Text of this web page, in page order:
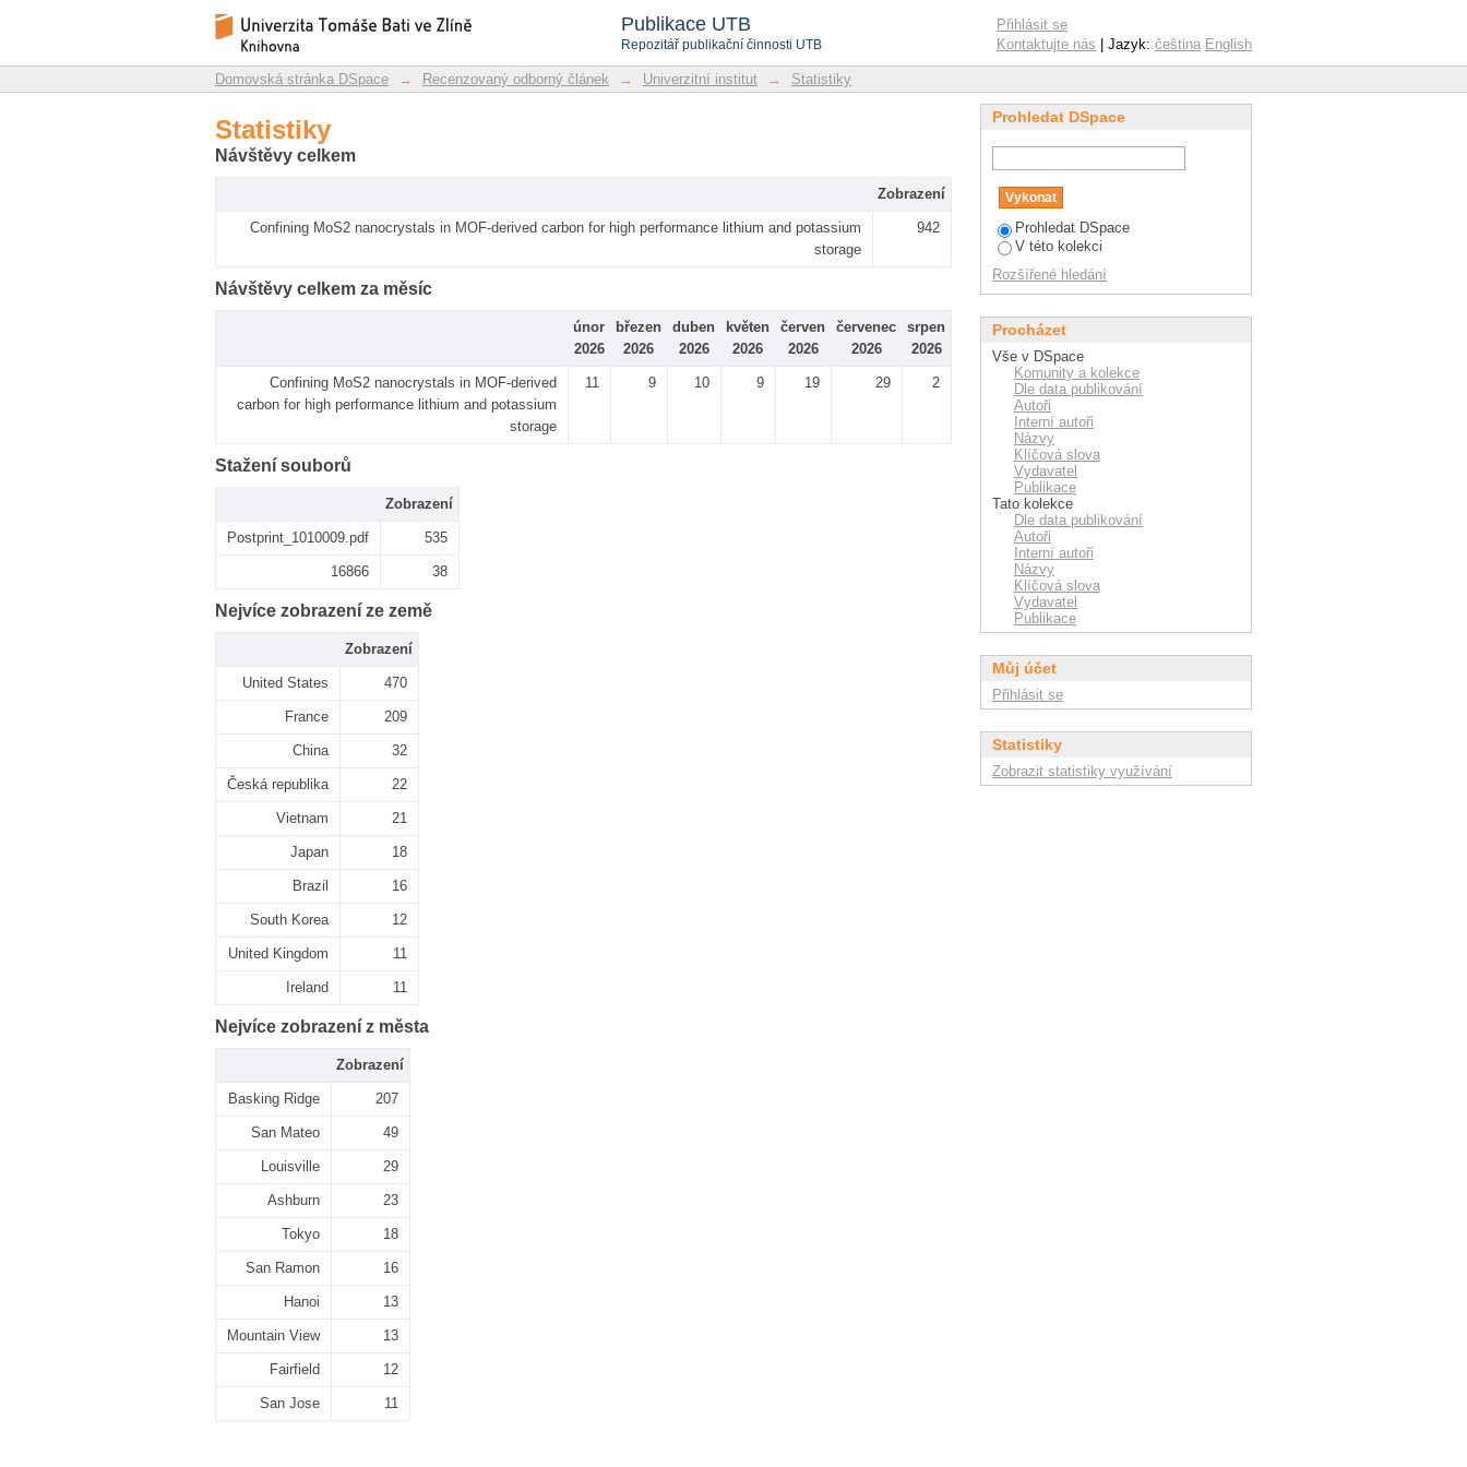
Publikace UTB
Repozitář publikační činnosti UTB
Statistiky
Repozitář DSpace/Manakin
Přihlásit se
Kontaktujte nás | Jazyk: čeština English
Domovská stránka DSpace → Recenzovaný odborný článek → Univerzitní institut → Statistiky
Statistiky
Návštěvy celkem
Zobrazení
Confining MoS2 nanocrystals in MOF-derived carbon for high performance lithium and potassium
storage
942
Návštěvy celkem za měsíc
únor
2026
březen
2026
duben
2026
květen
2026
červen
2026
červenec
2026
srpen
2026
Confining MoS2 nanocrystals in MOF-derived
carbon for high performance lithium and potassium
storage
11 9 10 9 19 29 2
Stažení souborů
Zobrazení
Postprint_1010009.pdf 535
16866 38
Nejvíce zobrazení ze země
Zobrazení
United States 470
France 209
China 32
Česká republika 22
Vietnam 21
Japan 18
Brazil 16
South Korea 12
United Kingdom 11
Ireland 11
Nejvíce zobrazení z města
Zobrazení
Basking Ridge 207
San Mateo 49
Louisville 29
Ashburn 23
Tokyo 18
San Ramon 16
Hanoi 13
Mountain View 13
Fairfield 12
San Jose 11
Prohledat DSpace
Prohledat DSpace
V této kolekci
Rozšířené hledání
Procházet
Vše v DSpace
Komunity a kolekce
Dle data publikování
Autoři
Interní autoři
Názvy
Klíčová slova
Vydavatel
Publikace
Tato kolekce
Dle data publikování
Autoři
Interní autoři
Názvy
Klíčová slova
Vydavatel
Publikace
Můj účet
Přihlásit se
Statistiky
Zobrazit statistiky využívání